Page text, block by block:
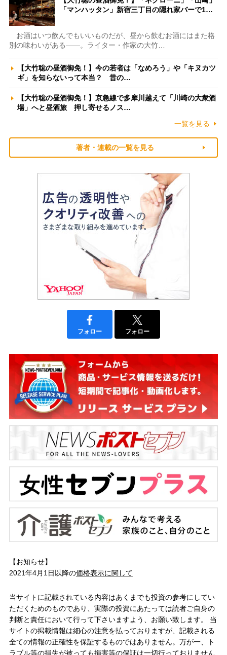
「マンハッタン」新宿三丁目の隠れ家バーで1…
お酒はいつ飲んでもいいものだが、昼から飲むお酒にはまた格
別の味わいがある――。ライター・作家の大竹…
【大竹聡の昼酒御免！】今の若者は「なめろう」や「キヌカツ
ギ」を知らないって本当？ 昔の…
【大竹聡の昼酒御免！】京急線で多摩川越えて「川崎の大衆酒
場」へと昼酒旅 押し寄せるノス…
一覧を見る
著者・連載の一覧を見る
フォロー フォロー
【お知らせ】
2021年4月1日以降の価格表示に関して
当サイトに記載されている内容はあくまでも投資の参考にしてい
ただくためのものであり、実際の投資にあたっては読者ご自身の
判断と責任において行って下さいますよう、お願い致します。 当
サイトの掲載情報は細心の注意を払っておりますが、記載される
全ての情報の正確性を保証するものではありません。万が一、ト
ラブル等の損失が被っても損害等の保証は一切行っておりません